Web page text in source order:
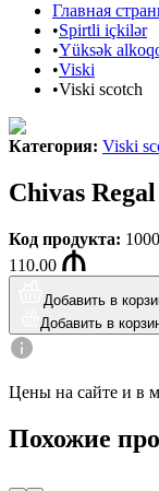
Главная
•Spirtli içkilər
•Yüksək
•Viski
•Viski scotch
Категория: Viski
Chivas
Код продукта:
110.00
Добавить в
Добавить в
Цены на сайте и в
Похожие